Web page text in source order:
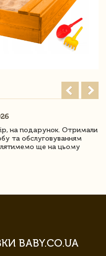
на подарунок. Отримали
та обслуговуванням
ще на цьому
BABY.CO.UA